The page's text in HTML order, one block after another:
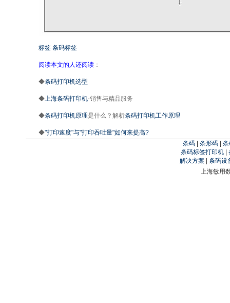
标签 条码标签
阅读本文的人还阅读 ：
◆条码打印机选型
◆上海条码打印机-销售与精品服务
◆条码打印机原理是什么？解析条码打印机工作原理
◆"打印速度"与"打印吞吐量"如何来提高?
条码| 条形码| 条
条码标签打印机
解决方案
条码设
上海敏用